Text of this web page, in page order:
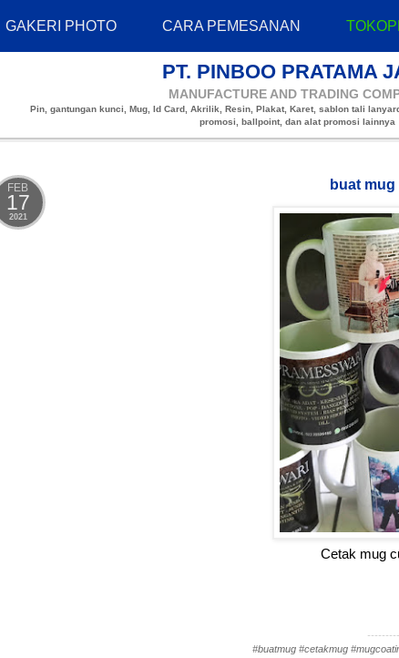
GAKERI PHOTO CARA PEMESANAN
PT. PINBOO PRATAMA
MANUFACTURE AND TRADING
Pin, gantungan kunci, Mug, Id Card, Akrilik, Resin, Plakat, Karet, sablon tali
promosi, ballpoint, dan alat promosi lainnya
FEB
17
2021
buat
Cetak mug
#buatmug #cetakmug